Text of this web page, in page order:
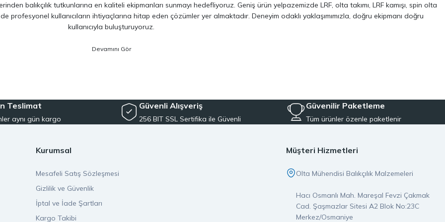
balıkçılık tutkunlarına en kaliteli ekipmanları sunmayı hedefliyoruz. Geniş ürün yelpazemizde LRF, olta takımı, LRF kamışı, spin olta
profesyonel kullanıcıların ihtiyaçlarına hitap eden çözümler yer almaktadır. Deneyim odaklı yaklaşımımızla, doğru ekipmanı doğru
kullanıcıyla buluşturuyoruz.
Daiwa, Hanfish, Fujin ve Ryuji gibi lider markaların en güncel ve performans odaklı modellerinden oluşur. Özellikle LRF avcılığı ve
kolayca bu hobiye adım atmasını mümkün kılıyoruz. Her seviyeye uygun ekipmanları tek çatı altında topluyoruz.
arayüz ile alışveriş deneyiminizi sorunsuz hale getiriyoruz. Tüm ürünlerimiz orijinal ve garantili olup, satış öncesi ve sonrası destek
yanınızdayız. Balıkçılık ekipmanlarında güvenilir bir adres arıyorsanız, doğru yerdesiniz.
kültürünü benimseyen, bilgi paylaşımını önemseyen ve kullanıcılarına değer katan bir markadır. İster LRF, ister spin olta takımı
güvenle oltamuhendisi.com’da bulabilirsiniz. Kalite, hız ve güvenin buluştuğu noktaya hoş geldiniz.
Teslimat
aynı gün kargo
Güvenli Alışveriş
256 BIT SSL Sertifika ile Güvenli
Güvenilir Paketleme
Tüm ürünler özenle paketlenir
Kurumsal
Mesafeli Satış Sözleşmesi
Gizlilik ve Güvenlik
İptal ve İade Şartları
Kargo Takibi
Müşteri Hizmetleri
Olta Mühendisi Balıkçılık Malzemeleri
Hacı Osmanlı Mah. Mareşal Fevzi Çakmak
Cad. Şaşmazlar Sitesi A2 Blok No:23C
Merkez/Osmaniye